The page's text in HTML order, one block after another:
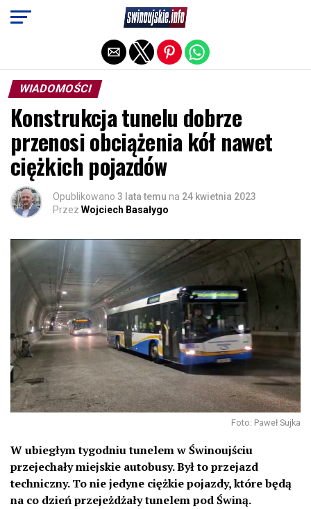
WIADOMOŚCI
Konstrukcja tunelu dobrze
przenosi obciążenia kół nawet
ciężkich pojazdów
Opublikowano 3 lata temu na 24 kwietnia 2023
Przez Wojciech Basałygo
Foto: Paweł Sujka
W ubiegłym tygodniu tunelem w Świnoujściu
przejechały miejskie autobusy. Był to przejazd
techniczny. To nie jedyne ciężkie pojazdy, które będą
na co dzień przejeżdżały tunelem pod Świną.
Exit mobile version